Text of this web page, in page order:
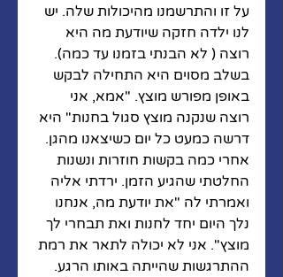
על זו והתרשמנו מהיכולות שלה. יש
לנו ילדה חזקה שיודעת מה היא
רוצה ( לא הבנתי בזמנו עד כמה).
בשלב מסוים היא התחילה לבקש
באופן מפורש מוצץ. "אמא, אני
רוצה שנקנה מוצץ סגול בחנות" היא
דרשה כמעט כל יום כשיצאנו מהגן.
אחרי כמה בקשות חוזרות ונשנות
החלטתי שהגיע הזמן. ירדתי אליה
ואמרתי לה "את יודעת מה, אנחנו
נלך היום יחד לחנות ואת תבחרי לך
מוצץ". אני לא יכולה לתאר את רמת
ההתרגשות שהייתה באותו הרגע.